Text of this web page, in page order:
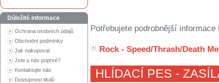
Důležité informace
Ochrana osobních údajů
Obchodní podmínky
Jak nakupovat
Jste u nás poprvé?
Kontaktujte nás
Dostupnost titulů
Potřebujete podrobnější
Rock - Speed/Thrash/Death
HLÍDACÍ PES -